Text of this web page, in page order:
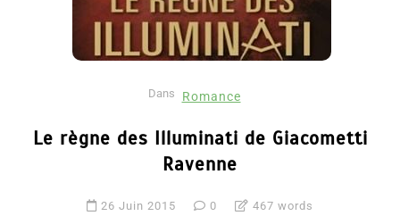
Dans Romance
Le règne des Illuminati de Giacometti
Ravenne
26 Juin 2015 0 467 words